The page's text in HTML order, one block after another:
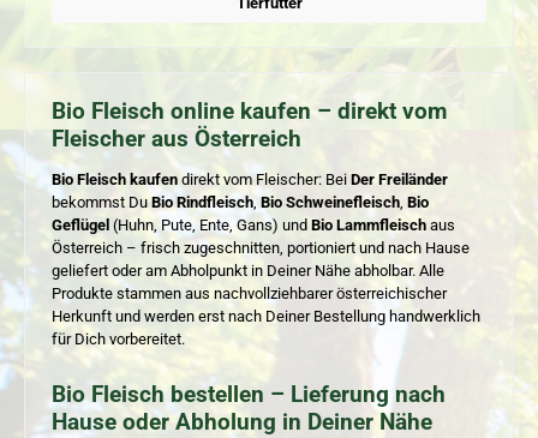
Bio Fleisch online kaufen – direkt vom
Fleischer aus Österreich
Bio Fleisch kaufen direkt vom Fleischer: Bei Der Freiländer
bekommst Du Bio Rindfleisch, Bio Schweinefleisch Bio
Geflügel (Huhn, Pute, Ente, Gans) und Bio Lammfleisch aus
Österreich – frisch zugeschnitten, portioniert und nach Hause
geliefert oder am Abholpunkt in Deiner Nähe abholbar. Alle
Produkte stammen aus nachvollziehbarer österreichischer
Herkunft und werden erst nach Deiner Bestellung handwerklich
für Dich vorbereitet.
Bio Fleisch bestellen – Lieferung nach
Hause oder Abholung in Deiner Nähe